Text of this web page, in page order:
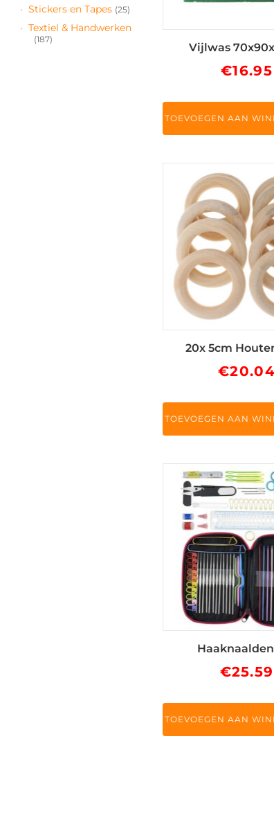
Stickers en Tapes (25)
Textiel & Handwerken
(187)
Vijlwas
€16.95
TOEVOEGEN AAN
20x 5cm
€20.04
TOEVOEGEN AAN
€25.59
TOEVOEGEN AAN